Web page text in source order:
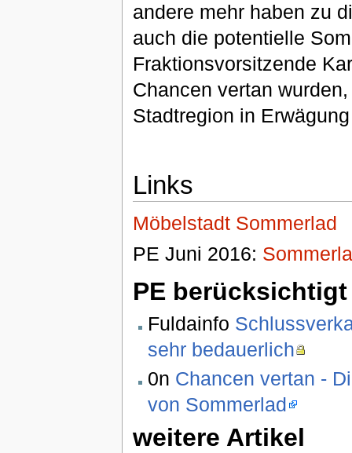
andere mehr haben zu
auch die potentielle
Fraktionsvorsitzende
Chancen vertan
Stadtregion in
Links
Möbelstadt Sommerlad
PE Juni 2016:
PE
Fuldainfo
sehr bedauerlich
0n Chancen vertan -
von Sommerlad
weitere Artikel